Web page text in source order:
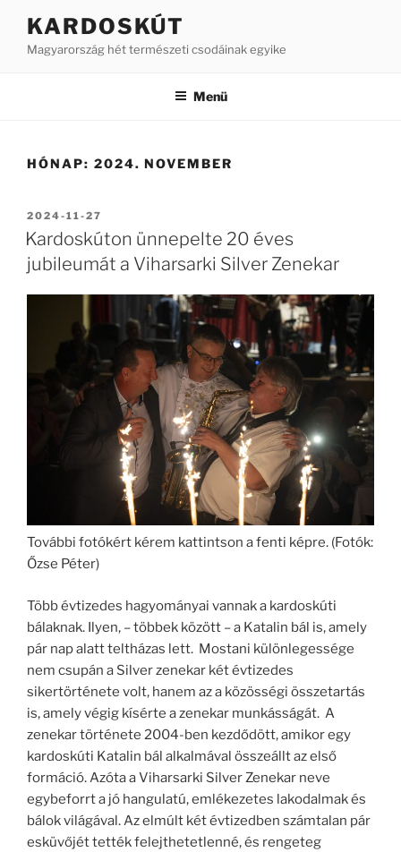
KARDOSKÚT
Magyarország hét természeti csodáinak egyike
Menü
HÓNAP: 2024. NOVEMBER
BEKÜLDVE:
2024-11-27
Kardoskúton ünnepelte 20 éves
jubileumát a Viharsarki Silver Zenekar
További fotókért kérem kattintson a fenti képre. (Fotók:
Őzse Péter)
Több évtizedes hagyományai vannak a kardoskúti
bálaknak. Ilyen, – többek között – a Katalin bál is, amely
pár nap alatt teltházas lett. Mostani különlegessége
nem csupán a Silver zenekar két évtizedes
sikertörténete volt, hanem az a közösségi összetartás
is, amely végig kísérte a zenekar munkásságát. A
zenekar története 2004-ben kezdődött, amikor egy
kardoskúti Katalin bál alkalmával összeállt az első
formáció. Azóta a Viharsarki Silver Zenekar neve
egybeforrt a jó hangulatú, emlékezetes lakodalmak és
bálok világával. Az elmúlt két évtizedben számtalan pár
esküvőjét tették felejthetetlenné, és rengeteg